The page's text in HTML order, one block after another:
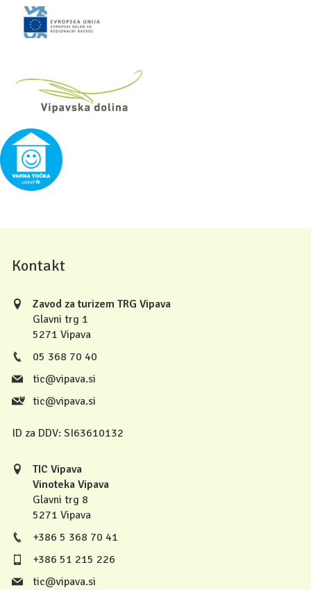
Kontakt
Zavod za turizem TRG Vipava
Glavni trg 1
5271 Vipava
05 368 70 40
tic@vipava.si
tic@vipava.si
ID za DDV: SI63610132
TIC Vipava
Vinoteka Vipava
Glavni trg 8
5271 Vipava
+386 5 368 70 41
+386 51 215 226
tic@vipava.si